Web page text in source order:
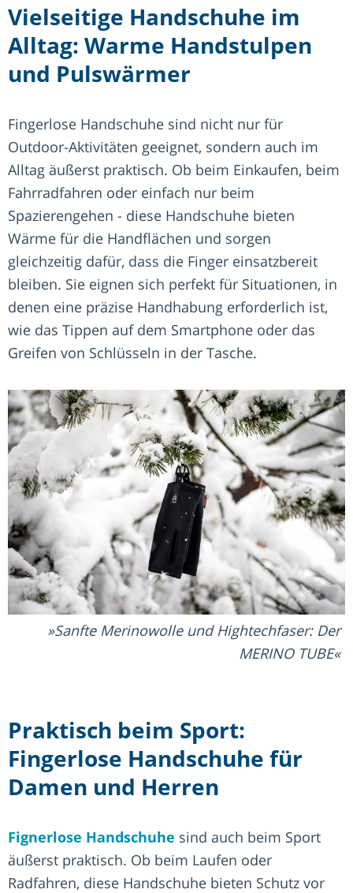
Vielseitige Handschuhe im
Alltag: Warme Handstulpen
und Pulswärmer
Fingerlose Handschuhe sind nicht nur für
Outdoor-Aktivitäten geeignet, sondern auch im
Alltag äußerst praktisch. Ob beim Einkaufen, beim
Fahrradfahren oder einfach nur beim
Spazierengehen - diese Handschuhe bieten
Wärme für die Handflächen und sorgen
gleichzeitig dafür, dass die Finger einsatzbereit
bleiben. Sie eignen sich perfekt für Situationen, in
denen eine präzise Handhabung erforderlich ist,
wie das Tippen auf dem Smartphone oder das
Greifen von Schlüsseln in der Tasche.
Sanfte Merinowolle und Hightechfaser: Der
MERINO TUBE
Praktisch beim Sport:
Fingerlose Handschuhe für
Damen und Herren
Fignerlose Handschuhe sind auch beim Sport
äußerst praktisch. Ob beim Laufen oder
Radfahren, diese Handschuhe bieten Schutz vor